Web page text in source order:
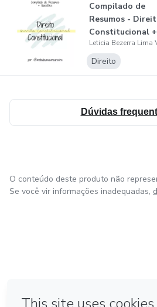
Compilado de
Resumos -
Constitucional +
Questões
Direito
Dúvidas
O conteúdo deste produto não
Se você vir informações inadequadas,
Feito com ❤ em Bogotá